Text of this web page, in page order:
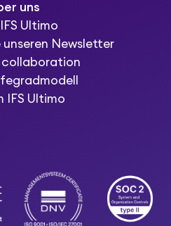
uns
Ultimo
unseren Newsletter
IFS Ultimo